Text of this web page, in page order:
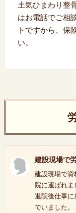
土気ひまわり整
はお電話でご相
トですから、保
い。
建設現場で
建設現場で資
院に運ばれま
退院後仕事に
でいました。